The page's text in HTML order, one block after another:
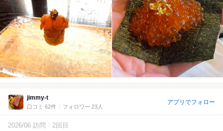
jimmy-t
口コミ 62件 フォロワー 23人
アプリでフォロー
2026/06 訪問 2回目